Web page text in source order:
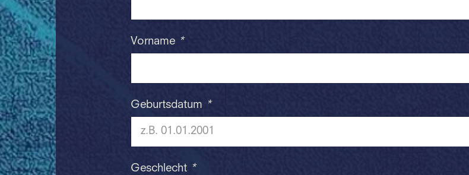
Vorname *
Geburtsdatum *
Geschlecht *